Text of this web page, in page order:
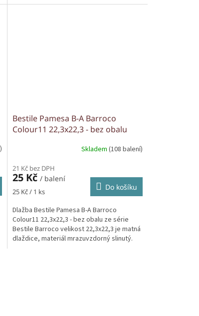
Bestile Pamesa B-A Barroco
Colour11 22,3x22,3 - bez obalu
Skladem (108 balení)
21 Kč bez DPH
25 Kč / balení
Měrná
25 Kč / 1 ks Do košíku
Dlažba Bestile Pamesa B-A Barroco
Colour11 22,3x22,3 - bez obalu ze série
Bestile Barroco velikost 22,3x22,3 je matná
dlaždice, materiál mrazuvzdorný slinutý.